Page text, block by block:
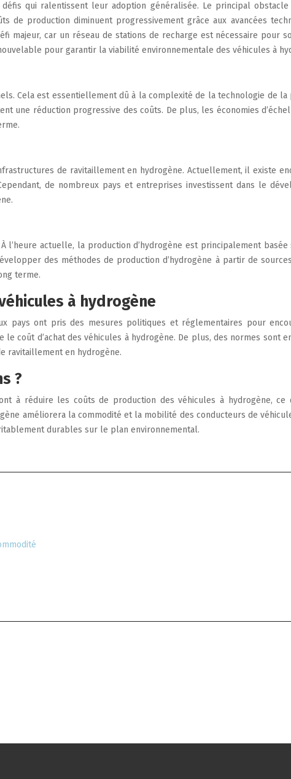
qui ralentissent leur adoption généralisée. Le principal
production diminuent progressivement grâce aux avancées
majeur, car un réseau de stations de recharge est nécessaire pour
pour garantir la viabilité environnementale des véhicules à
Cela est essentiellement dû à la complexité de la technologie de
une réduction progressive des coûts. De plus, les économies
de ravitaillement en hydrogène. Actuellement, il existe
de nombreux pays et entreprises investissent dans le
actuelle, la production d’hydrogène est principalement
des méthodes de production d’hydrogène à partir de
terme.
à hydrogène
pays ont pris des mesures politiques et réglementaires pour
coût d’achat des véhicules à hydrogène. De plus, des normes sont
ravitaillement en hydrogène.
?
à réduire les coûts de production des véhicules à hydrogène,
améliorera la commodité et la mobilité des conducteurs de
durables sur le plan environnemental.